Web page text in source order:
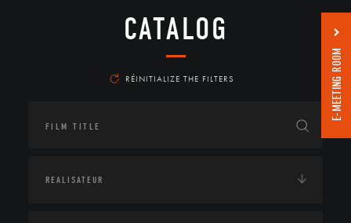
CATALOG
RÉINITIALIZE THE FILTERS E-MEETING ROOM